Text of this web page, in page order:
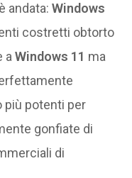
andata:Windows
costretti obtorto
aWindows 11 ma
più potenti per
gonfiate di
di